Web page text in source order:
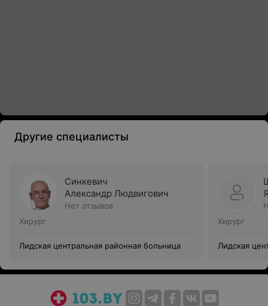
Другие специалисты
Синкевич
Александр Людвигович
Нет отзывов
Хирург
Лидская центральная районная больница
Хирург
Лидская